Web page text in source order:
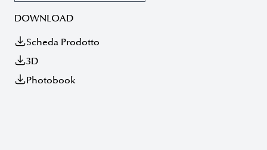
DOWNLOAD
Scheda Prodotto
3D
Photobook